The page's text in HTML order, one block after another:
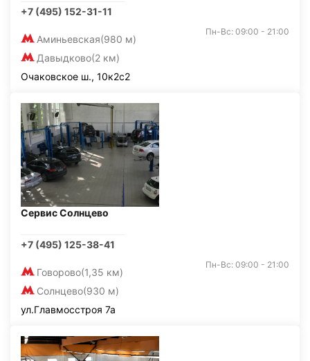
+7 (495) 152-31-11
Аминьевская(980 м)
Давыдково(2 км)
Пн-Вс: 09:00 - 21:00
Очаковское ш., 10к2с2
Сервис Солнцево
+7 (495) 125-38-41
Говорово(1,35 км)
Солнцево(930 м)
Пн-Вс: 09:00 - 21:00
ул.Главмосстроя 7а